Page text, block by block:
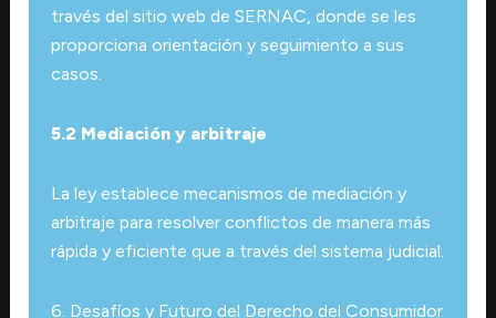
través del sitio web de SERNAC, donde se les
proporciona orientación y seguimiento a sus
casos.
5.2 Mediación y arbitraje
La ley establece mecanismos de mediación y
arbitraje para resolver conflictos de manera más
rápida y eficiente que a través del sistema judicial.
6. Desafíos y Futuro del Derecho del Consumidor